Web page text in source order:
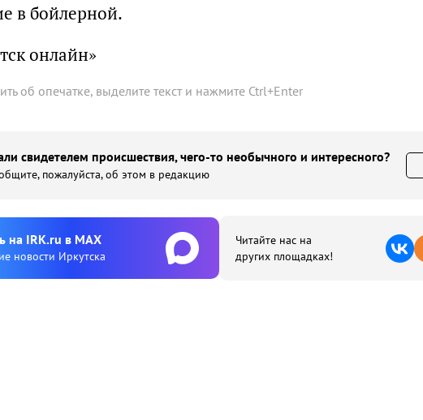
в бойлерной.
онлайн»
об опечатке, выделите текст и нажмите Ctrl+Enter
свидетелем происшествия, чего-то необычного и интересного?
пожалуйста, об этом в редакцию
на IRK.ru в MAX
новости Иркутска
Читайте нас на
других площадках!